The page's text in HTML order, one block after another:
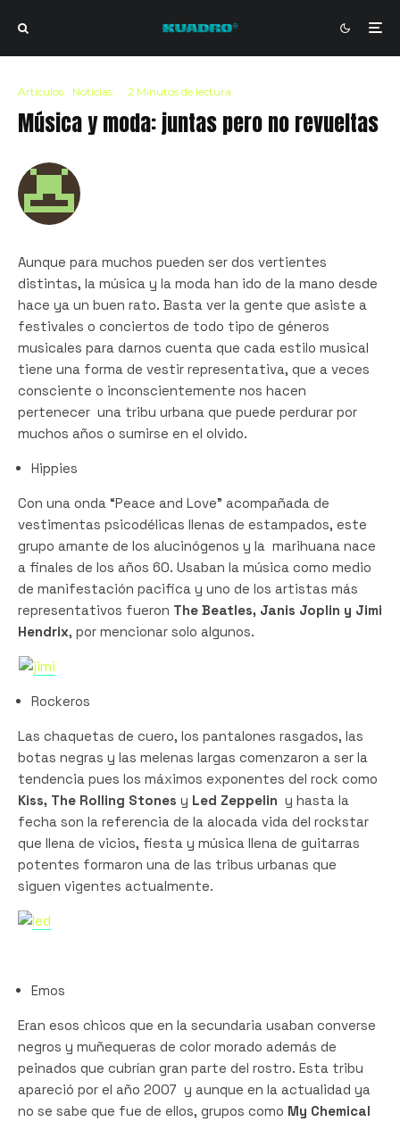
Artículos Noticias · 2 Minutos de lectura
Música y moda: juntas pero no revueltas
Aunque para muchos pueden ser dos vertientes
distintas, la música y la moda han ido de la mano desde
hace ya un buen rato. Basta ver la gente que asiste a
festivales o conciertos de todo tipo de géneros
musicales para darnos cuenta que cada estilo musical
tiene una forma de vestir representativa, que a veces
consciente o inconscientemente nos hacen
pertenecer una tribu urbana que puede perdurar por
muchos años o sumirse en el olvido.
Hippies
Con una onda “Peace and Love” acompañada de
vestimentas psicodélicas llenas de estampados, este
grupo amante de los alucinógenos y la marihuana nace
a finales de los años 60. Usaban la música como medio
de manifestación pacifica y uno de los artistas más
representativos fueron The Beatles, Janis Joplin y Jimi
Hendrix, por mencionar solo algunos.
Rockeros
Las chaquetas de cuero, los pantalones rasgados, las
botas negras y las melenas largas comenzaron a ser la
tendencia pues los máximos exponentes del rock como
Kiss, The Rolling Stones y Led Zeppelin y hasta la
fecha son la referencia de la alocada vida del rockstar
que llena de vicios, fiesta y música llena de guitarras
potentes formaron una de las tribus urbanas que
siguen vigentes actualmente.
Emos
Eran esos chicos que en la secundaria usaban converse
negros y muñequeras de color morado además de
peinados que cubrían gran parte del rostro. Esta tribu
apareció por el año 2007 y aunque en la actualidad ya
no se sabe que fue de ellos, grupos como My Chemical